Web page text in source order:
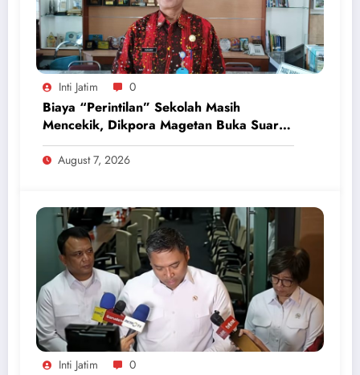
Inti Jatim 0
Biaya “Perintilan” Sekolah Masih
Mencekik, Dikpora Magetan Buka Suara
Soal Polemik Seragam dan Modul
August 7, 2026
Inti Jatim 0